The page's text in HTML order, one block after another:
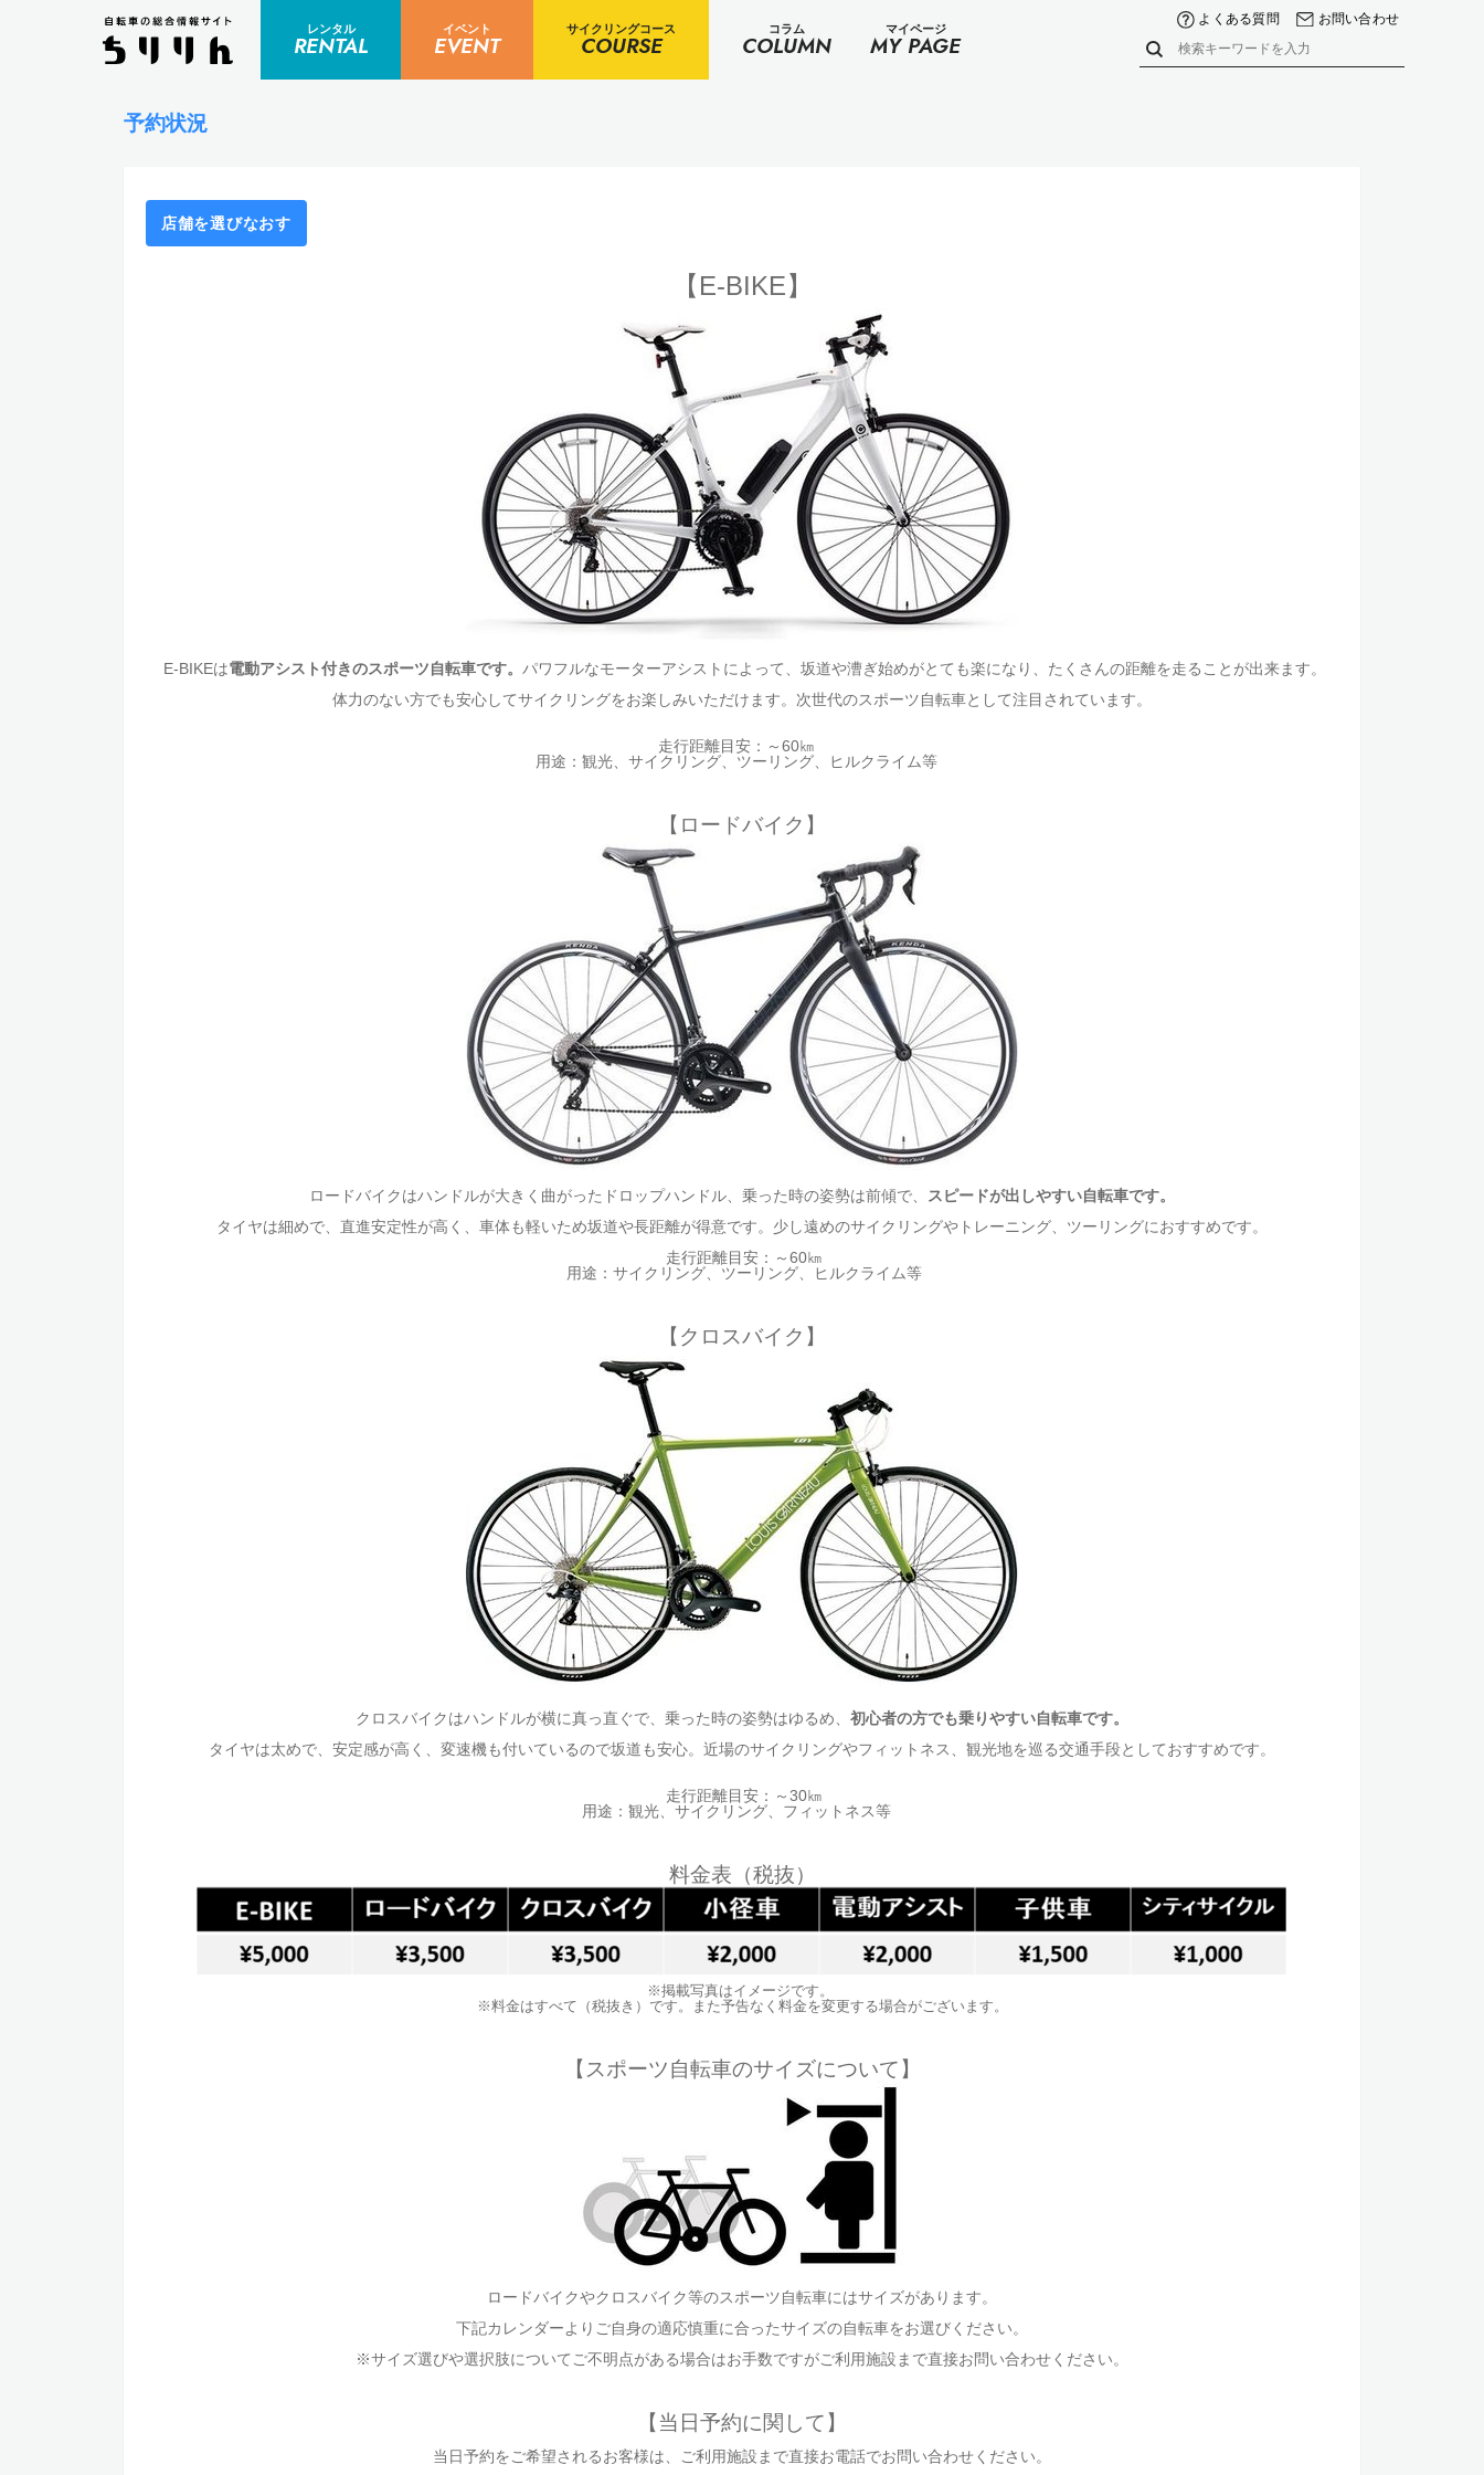
レンタル
RENTAL
イベント
EVENT
サイクリングコース
COURSE
コラム
COLUMN
マイページ
MY PAGE
よくある質問 お問い合わせ
予約状況
店舗を選びなおす
【E-BIKE】
E-BIKEは電動アシスト付きのスポーツ自転車です。 パワフルなモーターアシストによって、坂道や漕ぎ始めがとても楽になり、たくさんの距離を走ることが出来ます。
体力のない方でも安心してサイクリングをお楽しみいただけます。次世代のスポーツ自転車として注目されています。
走行距離目安：～60㎞
用途：観光、サイクリング、ツーリング、ヒルクライム等
【ロードバイク】
ロードバイクはハンドルが大きく曲がったドロップハンドル、乗った時の姿勢は前傾で、
スピードが出しやすい自転車です。
タイヤは細めで、直進安定性が高く、車体も軽いため坂道や長距離が得意です。少し遠めのサイクリングやトレーニング、ツーリングにおすすめです。
走行距離目安：～60㎞
用途：サイクリング、ツーリング、ヒルクライム等
【クロスバイク】
クロスバイクはハンドルが横に真っ直ぐで、乗った時の姿勢はゆるめ、 初心者の方でも乗りやすい自転車です。
タイヤは太めで、安定感が高く、変速機も付いているので坂道も安心。近場のサイクリングやフィットネス、観光地を巡る交通手段としておすすめです。
走行距離目安：～30㎞
用途：観光、サイクリング、フィットネス等
料金表（税抜）
※掲載写真はイメージです。
※料金はすべて（税抜き）です。また予告なく料金を変更する場合がございます。
【スポーツ自転車のサイズについて】
ロードバイクやクロスバイク等のスポーツ自転車にはサイズがあります。
下記カレンダーよりご自身の適応慎重に合ったサイズの自転車をお選びください。
※サイズ選びや選択肢についてご不明点がある場合はお手数ですがご利用施設まで直接お問い合わせください。
【当日予約に関して】
当日予約をご希望されるお客様は、ご利用施設まで直接お電話でお問い合わせください。